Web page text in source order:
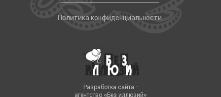
Политика конфиденциальности
Разработка сайта -
агентство «Без иллюзий»